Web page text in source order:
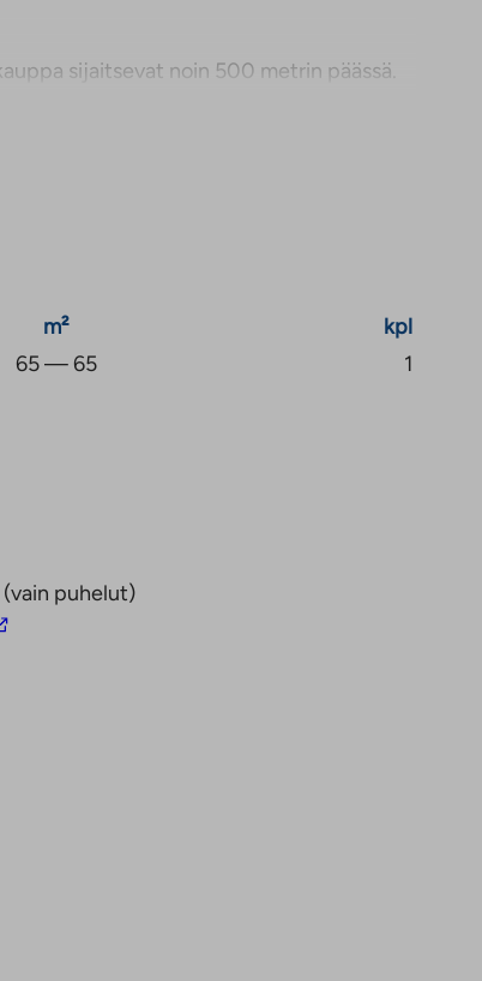
sijaitsevat noin 500 metrin päässä.
m²
kpl
65 — 65 1
(vain puhelut)